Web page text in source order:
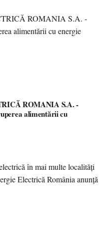
ROMANIA S.A. -
alimentării cu